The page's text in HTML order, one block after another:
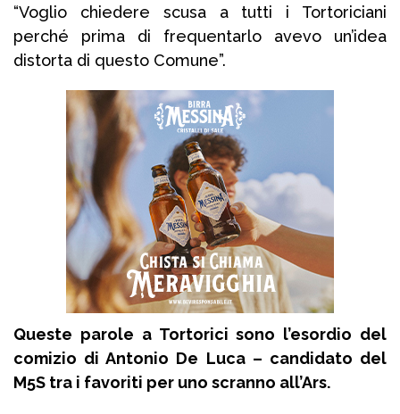
“Voglio chiedere scusa a tutti i Tortoriciani
perché prima di frequentarlo avevo un’idea
distorta di questo Comune”.
Queste parole a Tortorici sono l’esordio del
comizio di Antonio De Luca – candidato del
M5S tra i favoriti per uno scranno all’Ars.